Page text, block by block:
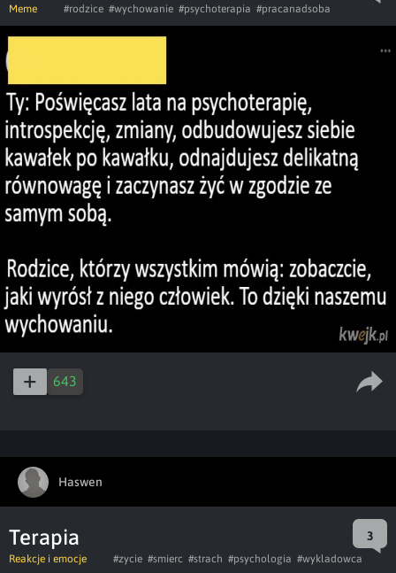
Meme #rodzice #wychowanie #psychoterapia #pracanadsoba
643
Haswen
Terapia 3
Reakcje i emocje #zycie #smierc #strach #psychologia #wykladowca